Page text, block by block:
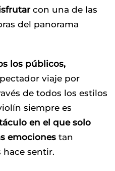
con una de las
del panorama
los públicos,
viaje por
de todos los estilos
siempre es
en el que solo
emociones tan
hace sentir.